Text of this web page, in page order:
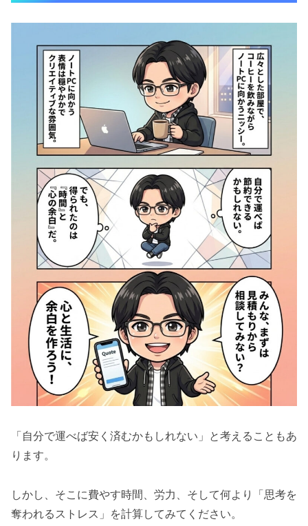
「自分で運べば安く済むかもしれない」と考えることもあ
ります。
しかし、そこに費やす時間、労力、そして何より「思考を
奪われるストレス」を計算してみてください。